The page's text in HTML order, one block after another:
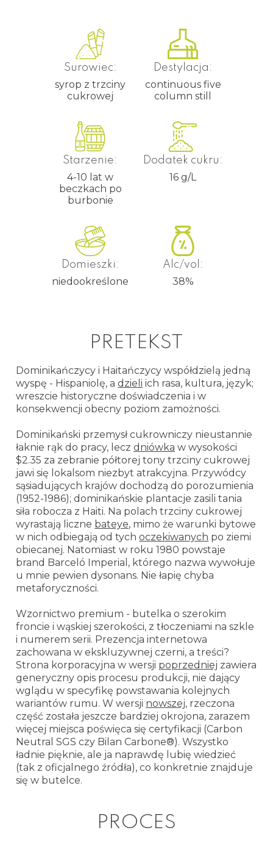
Surowiec:
syrop z trzciny
cukrowej
Destylacja:
continuous five
column still
Starzenie:
4-10 lat w
beczkach po
burbonie
Dodatek cukru:
16 g/L
Domieszki:
niedookreślone
Alc/vol:
38%
PRETEKST
Dominikańczycy i Haitańczycy współdzielą jedną
wyspę - Hispaniolę, adzieli ich rasa, kultura, język;
wreszcie historyczne doświadczenia i w
konsekwencji obecny poziom zamożności.
Dominikański przemysł cukrowniczy nieustannie
łaknie rąk do pracy, leczdniówka w wysokości
$2.35 za zebranie półtorej tony trzciny cukrowej
jawi się lokalsom niezbyt atrakcyjna. Przywódcy
sąsiadujących krajów dochodzą do porozumienia
(1952-1986); dominikańskie plantacje zasili tania
siła robocza z Haiti. Na polach trzciny cukrowej
wyrastają liczne bateye, mimo że warunki bytowe
w nich odbiegają od tychoczekiwanych po ziemi
obiecanej. Natomiast w roku 1980 powstaje
brand Barceló Imperial, którego nazwa wywołuje
u mnie pewien dysonans. Nie łapię chyba
metaforyczności.
Wzornictwo premium - butelka o szerokim
froncie i wąskiej szerokości, z tłoczeniami na szkle
i numerem serii. Prezencja internetowa
zachowana w ekskluzywnej czerni, a treści?
Strona korporacyjna w wersji poprzedniej zawiera
generyczny opis procesu produkcji, nie dający
wglądu w specyfikę powstawania kolejnych
wariantów rumu. W wersji nowszej, rzeczona
część została jeszcze bardziej okrojona, zarazem
więcej miejsca poświęca się certyfikacji (Carbon
Neutral SGS czy Bilan Carbone®). Wszystko
ładnie pięknie, ale ja naprawdę lubię wiedzieć
(tak z oficjalnego źródła), co konkretnie znajduje
się w butelce.
PROCES